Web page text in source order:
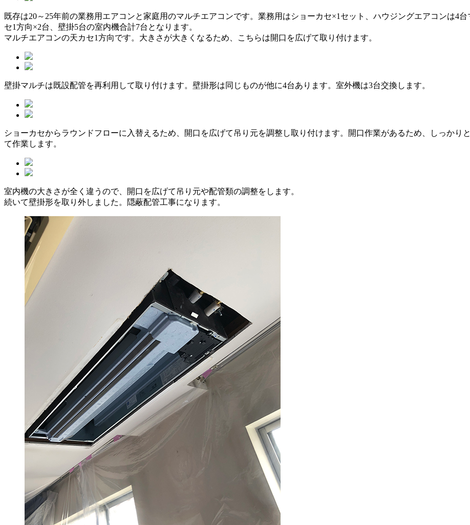
既存は20～25年前の業務用エアコンと家庭用のマルチエアコンです。業務用はショーカセ×1セット、ハウジングエアコンは4
セ1方向×2台、壁掛5台の室内機合計7台となります。
マルチエアコンの天カセ1方向です。大きさが大きくなるため、こちらは開口を広げて取り付けます。
壁掛マルチは既設配管を再利用して取り付けます。壁掛形は同じものが他に4台あります。室外機は3台交換します。
ショーカセからラウンドフローに入替えるため、開口を広げて吊り元を調整し取り付けます。開口作業があるため、しっかり
て作業します。
室内機の大きさが全く違うので、開口を広げて吊り元や配管類の調整をします。
続いて壁掛形を取り外しました。隠蔽配管工事になります。